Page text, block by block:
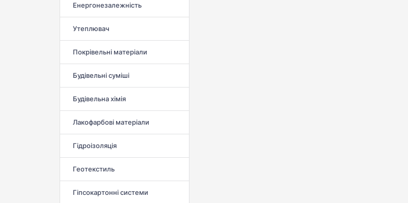
Енергонезалежність
Утеплювач
Покрівельні матеріали
Будівельні суміші
Будівельна хімія
Лакофарбові матеріали
Гідроізоляція
Геотекстиль
Гіпсокартонні системи